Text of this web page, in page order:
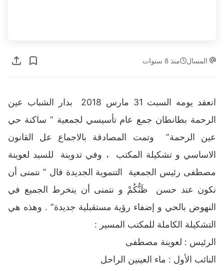
المسال منذ 8 سنوات
انعقد يومه السبت 31 مارس 2018 بدار الشباب عين
الرحمة بطانطان جمع عام تأسيسي لجمعية ” ساكنة حي
عين الرحمة” وتمت المصادقة بالاجماع عل القانون
الاساسي و تشكيلة المكتب ، وفي تدوينة للسيد لعوينة
مصطفى رئيس الجمعية التنموية الجديدة قال ” نتمنى أن
نكون عند حسن ظَنُّكُمْ و نتمنى أن ينخرط الجميع في
النهوض بالحي و إضفاء رؤية مستقبلية جديدة” . وهذه هي
التشكيلة الكاملة للمكتب المسير :
الرئيس : لعوينة مصطفى
النائب الأول : ماء العينين الراحل